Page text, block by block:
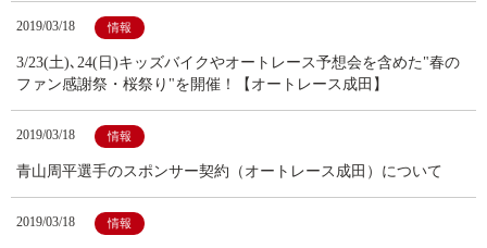
2019/03/18 情報
3/23(土)､24(日)キッズバイクやオートレース予想会を含めた"春の
ファン感謝祭・桜祭り"を開催！【オートレース成田】
2019/03/18 情報
青山周平選手のスポンサー契約（オートレース成田）について
2019/03/18 情報